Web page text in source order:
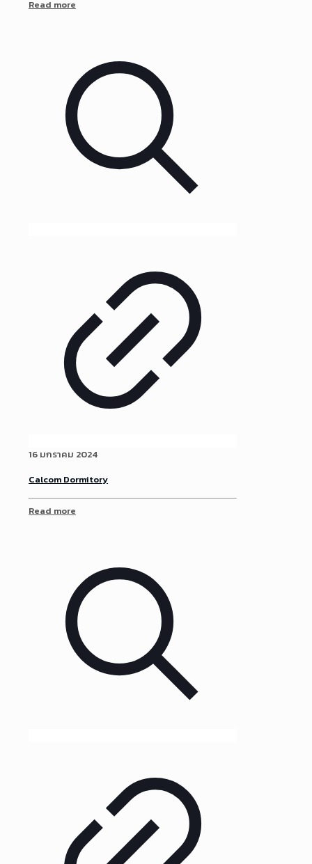
Read more
16 มกราคม 2024
Calcom Dormitory
Read more